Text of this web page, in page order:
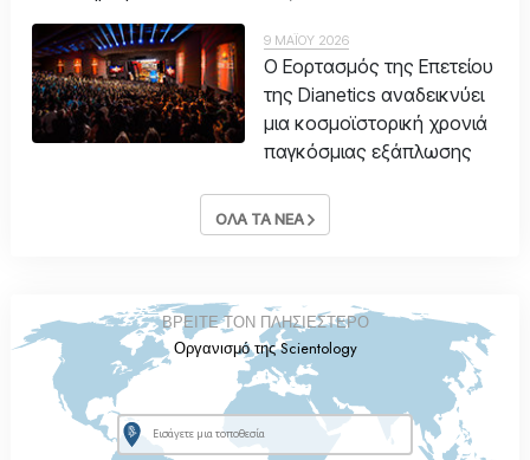
9 ΜΑΪΟΥ 2026
Ο Εορτασμός της Επετείου
της Dianetics αναδεικνύει
μια κοσμοϊστορική χρονιά
παγκόσμιας εξάπλωσης
ΟΛΑ ΤΑ ΝΕΑ
ΒΡΕΙΤΕ ΤΟΝ ΠΛΗΣΙΕΣΤΕΡΟ
Οργανισμό της Scientology